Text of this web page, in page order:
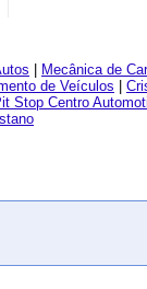
Mecânica de
de Veículos
Stop Centro